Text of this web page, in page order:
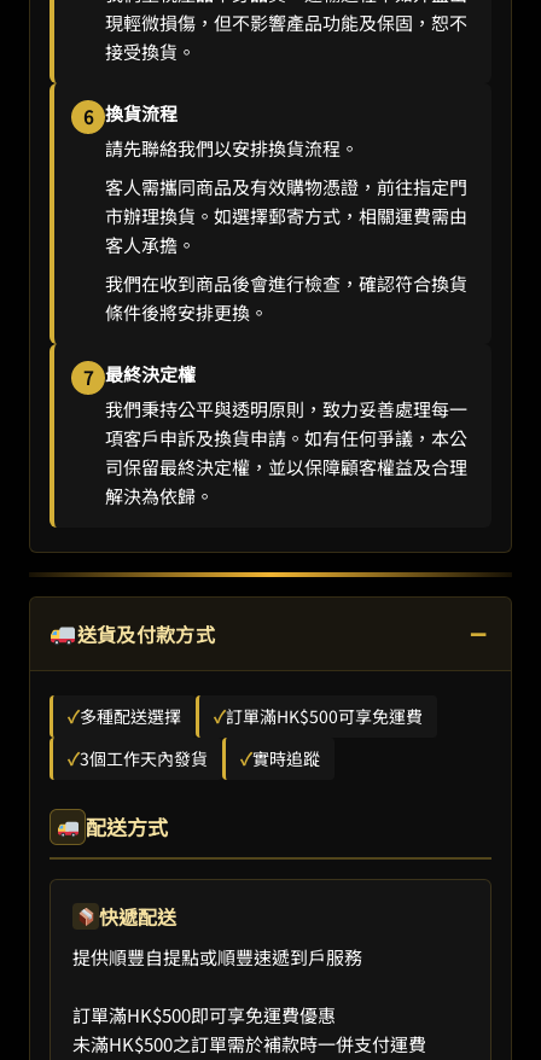
現輕微損傷，但不影響產品功能及保固，恕不
接受換貨。
6 換貨流程
請先聯絡我們以安排換貨流程。
客人需攜同商品及有效購物憑證，前往指定門
市辦理換貨。如選擇郵寄方式，相關運費需由
客人承擔。
我們在收到商品後會進行檢查，確認符合換貨
條件後將安排更換。
7 最終決定權
我們秉持公平與透明原則，致力妥善處理每一
項客戶申訴及換貨申請。如有任何爭議，本公
司保留最終決定權，並以保障顧客權益及合理
解決為依歸。
送貨及付款方式 −
✓多種配送選擇 ✓訂單滿HK$500可享免運費
✓3個工作天內發貨 ✓實時追蹤
配送方式
快遞配送
提供順豐自提點或順豐速遞到戶服務
訂單滿HK$500即可享免運費優惠
未滿HK$500之訂單需於補款時一併支付運費